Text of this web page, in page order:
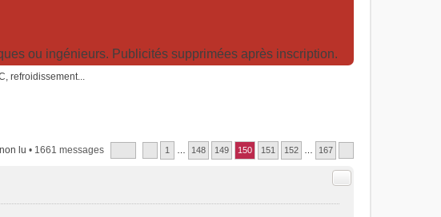
ou ingénieurs. Publicités supprimées après inscription.
refroidissement...
lu • 1661 messages 1 148 149 150 151 152 167
Citer